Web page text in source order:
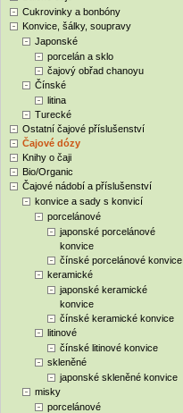
Cukrovinky a bonbóny
Konvice, šálky, soupravy
Japonské
porcelán a sklo
čajový obřad chanoyu
Čínské
litina
Turecké
Ostatní čajové příslušenství
Čajové dózy
Knihy o čaji
Bio/Organic
Čajové nádobí a příslušenství
konvice a sady s konvicí
porcelánové
japonské porcelánové
konvice
čínské porcelánové konvice
keramické
japonské keramické
konvice
čínské keramické konvice
litinové
čínské litinové konvice
skleněné
japonské skleněné konvice
misky
porcelánové